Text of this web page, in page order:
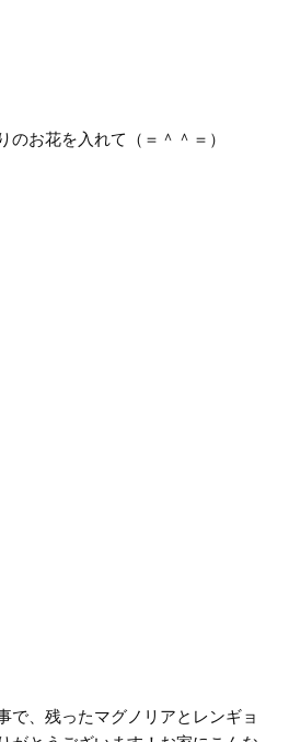
のお花を入れて（＝＾＾＝）
で、残ったマグノリアとレンギョ